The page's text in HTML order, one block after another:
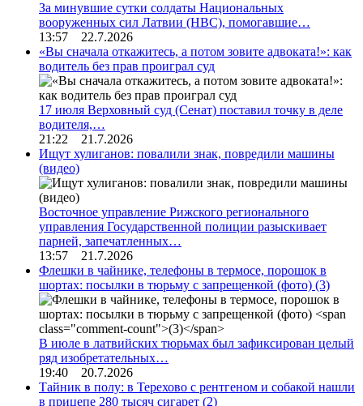
За минувшие сутки солдаты Национальных
вооруженных сил Латвии (НВС), помогавшие…
13:57 22.7.2026
«Вы сначала откажитесь, а потом зовите адвоката!»: как
водитель без прав проиграл суд
17 июля Верховный суд (Сенат) поставил точку в деле
водителя,…
21:22 21.7.2026
Ищут хулиганов: повалили знак, повредили машины
(видео)
Восточное управление Рижского регионального
управления Государственной полиции разыскивает
парней, запечатленных…
13:57 21.7.2026
Флешки в чайнике, телефоны в термосе, порошок в
шортах: посылки в тюрьму с запрещенкой (фото) (3)
В июле в латвийских тюрьмах был зафиксирован целый
ряд изобретательных…
19:40 20.7.2026
Тайник в полу: в Терехово с рентгеном и собакой нашли
в прицепе 280 тысяч сигарет (2)